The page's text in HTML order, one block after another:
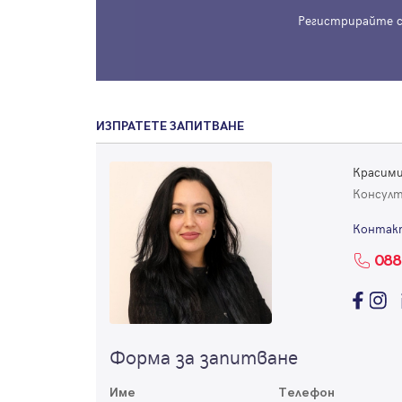
Регистрирайте
ИЗПРАТЕТЕ ЗАПИТВАНЕ
Форма за запитване
Име Телефон